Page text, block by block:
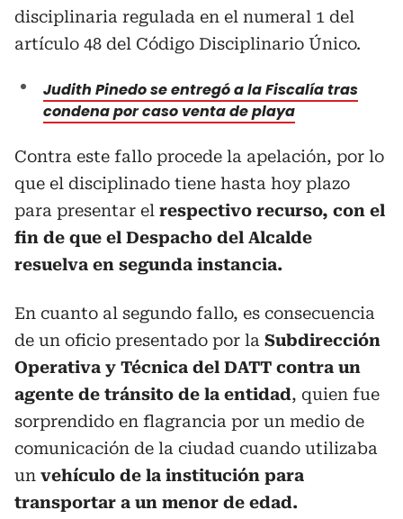
disciplinaria regulada en el numeral 1 del
artículo 48 del Código Disciplinario Único.
Judith Pinedo se entregó a la Fiscalía tras
condena por caso venta de playa
Contra este fallo procede la apelación, por lo
que el disciplinado tiene hasta hoy plazo
para presentar el respectivo recurso, con el
fin de que el Despacho del Alcalde
resuelva en segunda instancia.
En cuanto al segundo fallo, es consecuencia
de un oficio presentado por la Subdirección
Operativa y Técnica del DATT contra un
agente de tránsito de la entidad, quien fue
sorprendido en flagrancia por un medio de
comunicación de la ciudad cuando utilizaba
un vehículo de la institución para
transportar a un menor de edad.